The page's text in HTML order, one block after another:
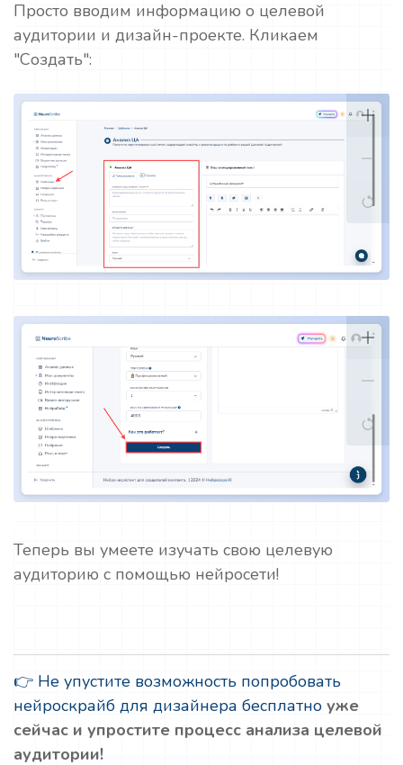
Просто вводим информацию о целевой
аудитории и дизайн-проекте. Кликаем
"Создать":
Теперь вы умеете изучать свою целевую
аудиторию с помощью нейросети!
👉 Не упустите возможность попробовать
нейроскрайб для дизайнера бесплатно уже
сейчас и упростите процесс анализа целевой
аудитории!